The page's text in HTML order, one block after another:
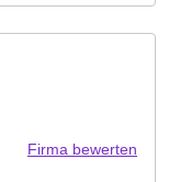
Firma bewerten